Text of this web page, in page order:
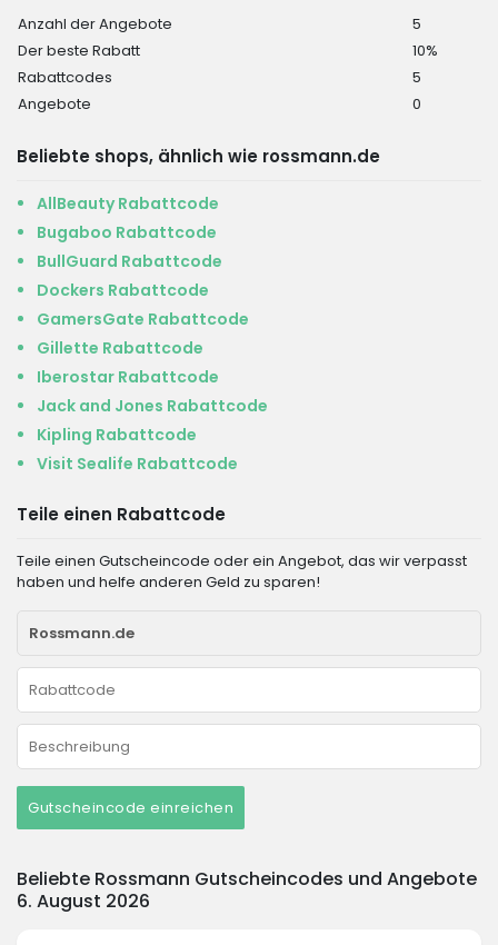
Anzahl der Angebote
5
Der beste Rabatt
10%
Rabattcodes
5
Angebote
0
Beliebte shops, ähnlich wie rossmann.de
AllBeauty Rabattcode
Bugaboo Rabattcode
BullGuard Rabattcode
Dockers Rabattcode
GamersGate Rabattcode
Gillette Rabattcode
Iberostar Rabattcode
Jack and Jones Rabattcode
Kipling Rabattcode
Visit Sealife Rabattcode
Teile einen Rabattcode
Teile einen Gutscheincode oder ein Angebot, das wir verpasst
haben und helfe anderen Geld zu sparen!
Gutscheincode einreichen
Beliebte Rossmann Gutscheincodes und Angebote
6. August 2026